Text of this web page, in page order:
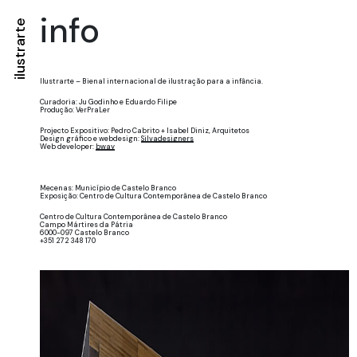
ilustrarte info
Ilustrarte – Bienal internacional de ilustração para a infância.
Curadoria: Ju Godinho e Eduardo Filipe
Produção: VerPraLer
Projecto Expositivo: Pedro Cabrito + Isabel Diniz, Arquitetos
Design gráfico e webdesign:Silvadesigners
Web developer: bway
Mecenas: Município de Castelo Branco
Exposição: Centro de Cultura Contemporânea de Castelo Branco
Centro de Cultura Contemporânea de Castelo Branco
Campo Mártires da Pátria
6000-097 Castelo Branco
+351 272 348 170